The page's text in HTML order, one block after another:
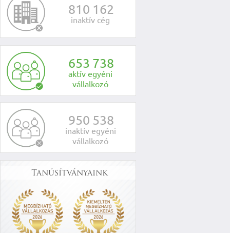
810 162
inaktív cég
653 738
aktív egyéni
vállalkozó
950 538
inaktív egyéni
vállalkozó
Tanúsítványaink